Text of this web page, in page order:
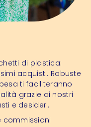
di plastica:
acquisti. Robuste
ti faciliteranno
grazie ai nostri
e desideri.
commissioni